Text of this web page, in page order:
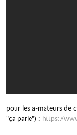
pour les a-mateurs de
"ça parle") : https://